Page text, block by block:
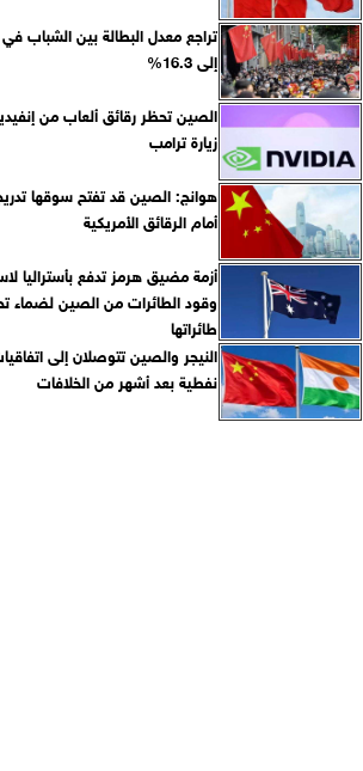
تراجع معدل البطالة بين الشباب
إلى 16.3%
الصين تحظر رقائق ألعاب من
زيارة ترامب
هوانج: الصين قد تفتح سوقها
أمام الرقائق الأمريكية
أزمة مضيق هرمز تدفع بأستراليا
وقود الطائرات من الصين لضماء
طائراتها
النيجر والصين تتوصلان إلى
نفطية بعد أشهر من الخلافات